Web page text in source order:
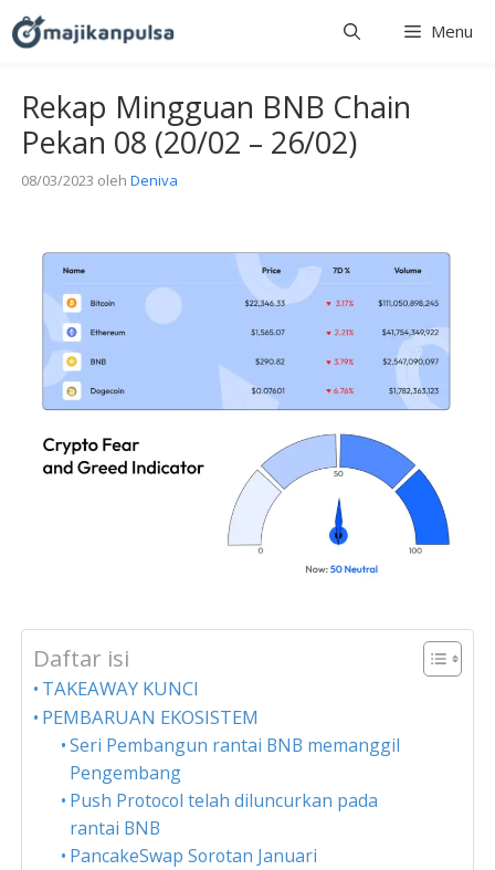
Langsung
ke
Menu
Rekap Mingguan BNB Chain
Pekan 08 (20/02 – 26/02)
08/03/2023 oleh Deniva
Daftar isi
TAKEAWAY KUNCI
PEMBARUAN EKOSISTEM
Seri Pembangun rantai BNB memanggil
Pengembang
Push Protocol telah diluncurkan pada
rantai BNB
PancakeSwap Sorotan Januari